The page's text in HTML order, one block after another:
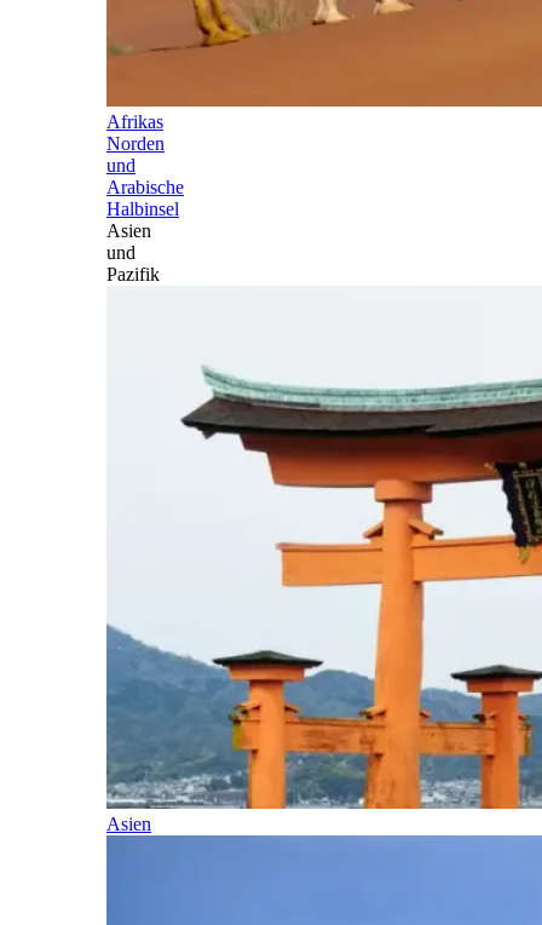
Afrikas
Norden
und
Arabische
Halbinsel
Asien
und
Pazifik
Asien